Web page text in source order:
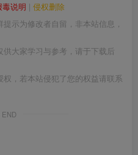
毒说明 | 侵权删除
示为修改者自留，非本站信息，
大家学习与参考，请于下载后
，若本站侵犯了您的权益请联系